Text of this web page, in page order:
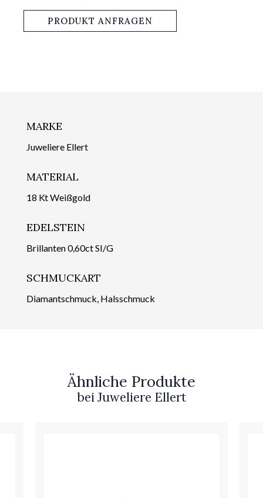
PRODUKT ANFRAGEN
MARKE
Juweliere Ellert
MATERIAL
18 Kt Weißgold
EDELSTEIN
Brillanten 0,60ct SI/G
SCHMUCKART
Diamantschmuck, Halsschmuck
Ähnliche Produkte
bei Juweliere Ellert